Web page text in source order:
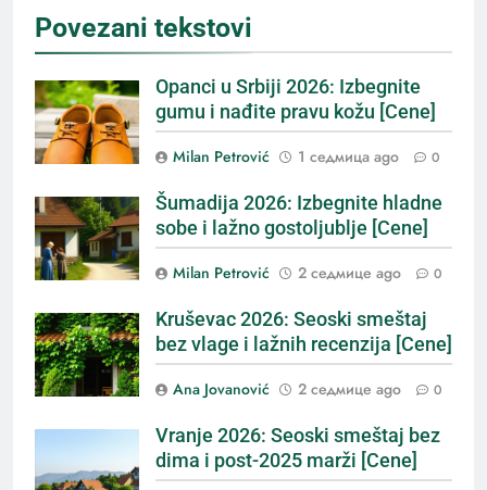
Povezani tekstovi
Opanci u Srbiji 2026: Izbegnite
gumu i nađite pravu kožu [Cene]
Milan Petrović 1 седмица ago 0
Šumadija 2026: Izbegnite hladne
sobe i lažno gostoljublje [Cene]
Milan Petrović 2 седмице ago 0
Kruševac 2026: Seoski smeštaj
bez vlage i lažnih recenzija [Cene]
Ana Jovanović 2 седмице ago 0
Vranje 2026: Seoski smeštaj bez
dima i post-2025 marži [Cene]